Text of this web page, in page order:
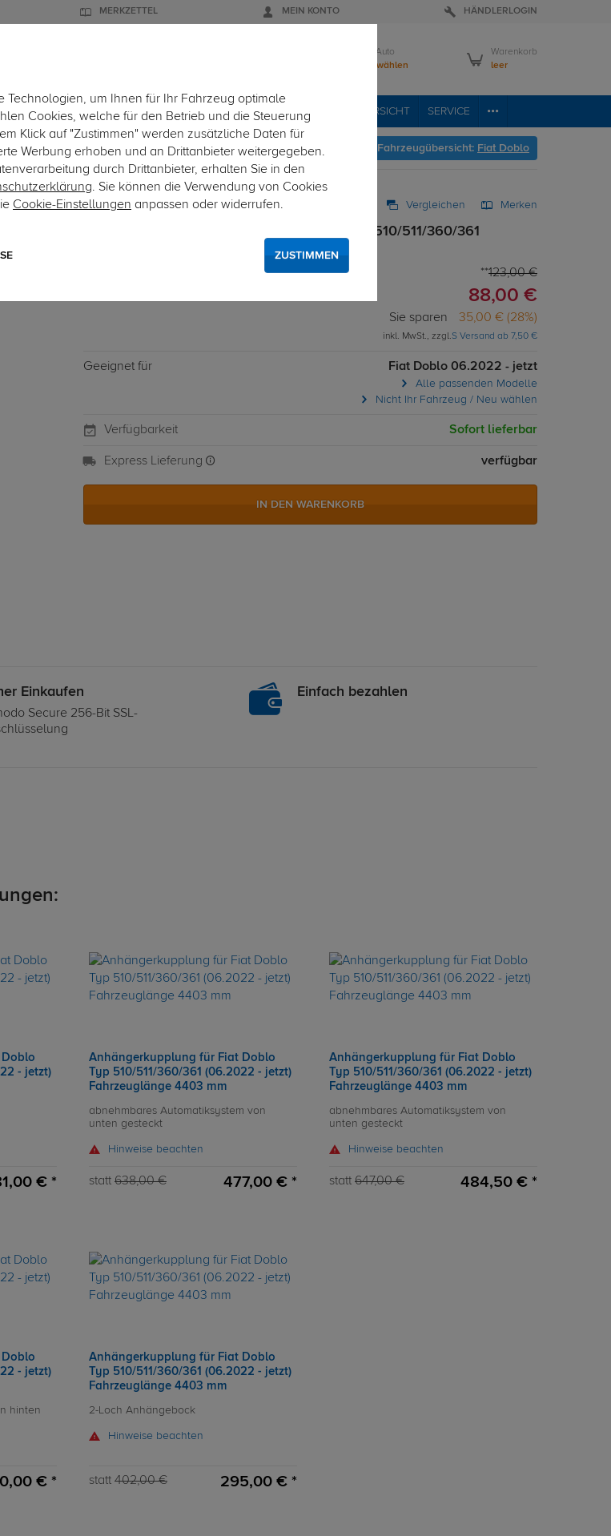
MERKZETTEL MEIN KONTO HÄNDLERLOGIN
Mein Auto
Bitte wählen
Warenkorb
leer
FAHRRADTRÄGER ZUBEHÖR EINBAUSERVICE FAHRZEUGÜBERSICHT SERVICE
Hier geht's zur Fahrzeugübersicht: Fiat Doblo
Art.-Nr. 13CAN04-2086 Vergleichen Merken
TowTec Elektrosatz 13-pol. für Fiat Doblo Typ 510/511/360/361
13-poliger universeller Elektrosatz
123,00 €
88,00 €
Sie sparen 35,00 € (28%)
inkl. MwSt., zzgl.S Versand ab 7,50 €
Geeignet für Fiat Doblo 06.2022 - jetzt
Alle passenden Modelle
Nicht Ihr Fahrzeug / Neu wählen
Verfügbarkeit Sofort lieferbar
Express Lieferung verfügbar
IN DEN WARENKORB
Einkaufen
Secure 256-Bit SSL-
Einfach bezahlen
- jetzt)
€ *
Anhängerkupplung für Fiat Doblo
Typ 510/511/360/361 (06.2022 - jetzt)
Fahrzeuglänge 4403 mm
abnehmbares Automatiksystem von
unten gesteckt
Hinweise beachten
statt 638,00 € 477,00 € *
Anhängerkupplung für Fiat Doblo
Typ 510/511/360/361 (06.2022 - jetzt)
Fahrzeuglänge 4403 mm
abnehmbares Automatiksystem von
unten gesteckt
Hinweise beachten
statt 647,00 € 484,50 € *
- jetzt)
hinten
€ *
Anhängerkupplung für Fiat Doblo
Typ 510/511/360/361 (06.2022 - jetzt)
Fahrzeuglänge 4403 mm
2-Loch Anhängebock
Hinweise beachten
statt 402,00 € 295,00 € *
Technologien, um Ihnen für Ihr Fahrzeug optimale
Cookies, welche für den Betrieb und die Steuerung
Klick auf "Zustimmen" werden zusätzliche Daten für
Werbung erhoben und an Drittanbieter weitergegeben.
durch Drittanbieter, erhalten Sie in den
. Sie können die Verwendung von Cookies
Cookie-Einstellungen anpassen oder widerrufen.
ZUSTIMMEN